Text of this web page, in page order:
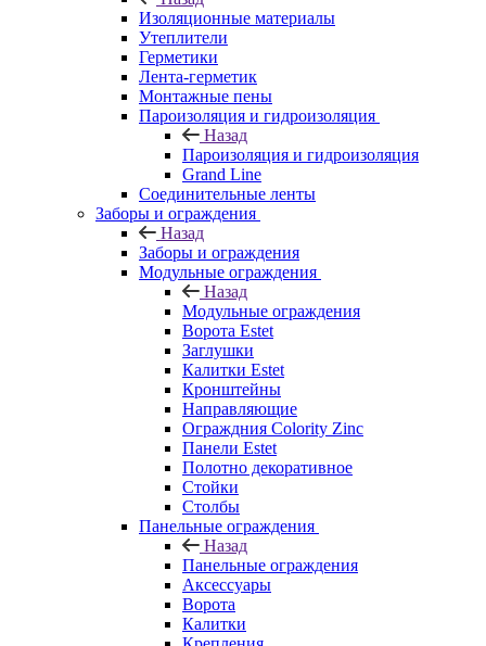
Изоляционные материалы
Утеплители
Герметики
Лента-герметик
Монтажные пены
Пароизоляция и гидроизоляция
Назад
Пароизоляция и гидроизоляция
Grand Line
Соединительные ленты
Заборы и ограждения
Назад
Заборы и ограждения
Модульные ограждения
Назад
Модульные ограждения
Ворота Estet
Заглушки
Калитки Estet
Кронштейны
Направляющие
Ограждния Colority Zinc
Панели Estet
Полотно декоративное
Стойки
Столбы
Панельные ограждения
Назад
Панельные ограждения
Аксессуары
Ворота
Калитки